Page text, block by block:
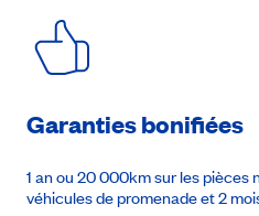
Garanties bonifiées
1 an ou 20 000km sur les pièces
véhicules de promenade et 2